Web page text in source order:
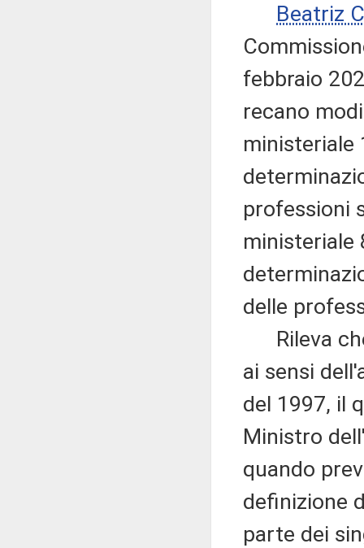
Beatriz
febbraio
recano
ministeriale
professioni
ministeriale
delle
Rileva
ai sensi
del 1997, il
Ministro
quando
definizione
parte dei